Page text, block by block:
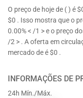
O preço de hoje de ( ) é
$0 . Isso mostra que o
0.00% < /1 > e o preço
/2 > . A oferta em
mercado de é $0 .
INFORMAÇÕES DE
24h Mín./Máx.